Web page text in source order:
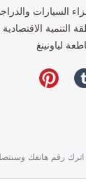
السيارات
التنمية
لياونينغ
اترك رقم هاتفك